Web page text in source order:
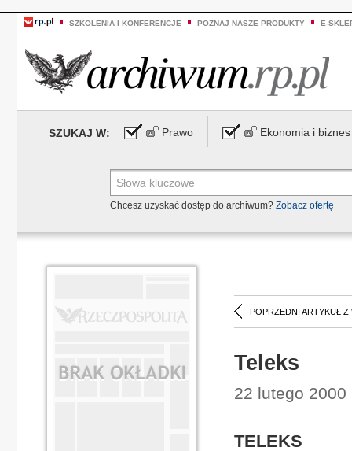
SZKOLENIA I KONFERENCJE POZNAJ NASZE PRODUKTY E-
SZUKAJ W: Prawo Ekonomia i biznes
Chcesz uzyskać dostęp do archiwum? Zobacz ofertę
POPRZEDNI ARTYKUŁ Z
Teleks
22 lutego 2000
TELEKS